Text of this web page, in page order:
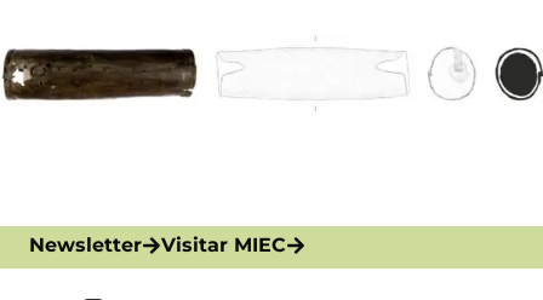
Newsletter Visitar MIEC